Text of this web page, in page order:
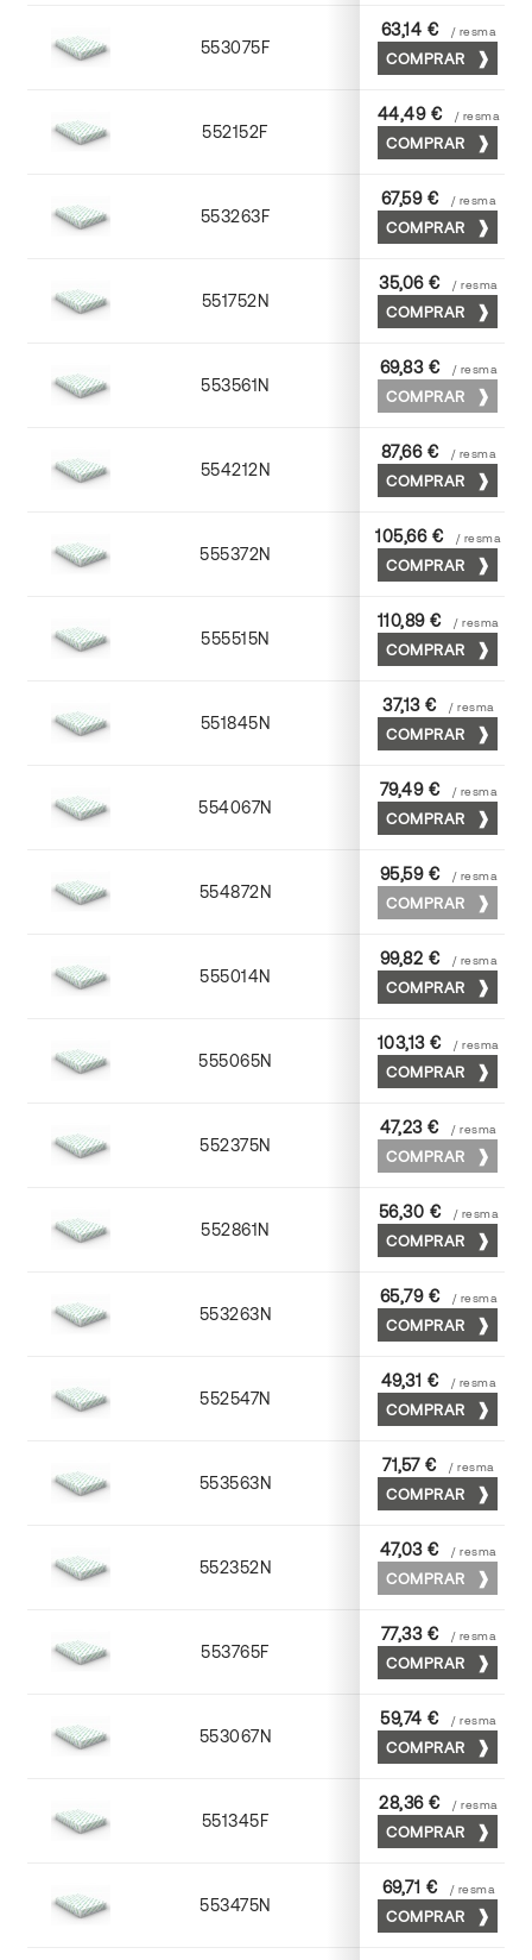
553075F 75 x 53
63,14 € / resma
COMPRAR
552152F 52 x 70
44,49 € / resma
COMPRAR
553263F 63 x 88
67,59 € / resma
COMPRAR
551752N 52 x 70
35,06 € / resma
COMPRAR
553561N 63 x 88
69,83 € / resma
COMPRAR
554212N 72 x 102
87,66 € / resma
COMPRAR
555372N 70 x 100
105,66 € / resma
COMPRAR
555515N 72 x 102
110,89 € / resma
COMPRAR
551845N 45 x 64
37,13 € / resma
COMPRAR
554067N 65 x 90
79,49 € / resma
COMPRAR
554872N 70 x 100
95,59 € / resma
COMPRAR
555014N 72 x 102
99,82 € / resma
COMPRAR
555065N 65 x 90
103,13 € / resma
COMPRAR
552375N 75 x 53
47,23 € / resma
COMPRAR
552861N 63 x 88
56,30 € / resma
COMPRAR
553263N 63 x 88
65,79 € / resma
COMPRAR
552547N 45 x 64
49,31 € / resma
COMPRAR
553563N 63 x 88
71,57 € / resma
COMPRAR
552352N 52 x 70
47,03 € / resma
COMPRAR
553765F 65 x 90
77,33 € / resma
COMPRAR
553067N 65 x 90
59,74 € / resma
COMPRAR
551345F 45 x 64
28,36 € / resma
COMPRAR
553475N 75 x 53
69,71 € / resma
COMPRAR